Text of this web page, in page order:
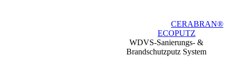
CERABRAN®
ECOPUTZ
WDVS-Sanierungs- &
Brandschutzputz System